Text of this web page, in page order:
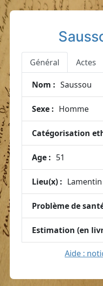
Général Actes
Nom : Saussou
Sexe : Homme
Catégorisation
Age : 51
Lieu(x) : Lamentin
Problème de
Estimation (en
Aide :